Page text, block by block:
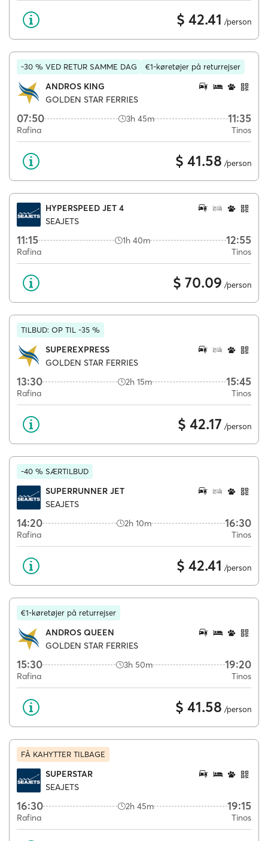
$ 42.41 /person
-30 % VED RETUR SAMME DAG €1-køretøjer på returrejser
ANDROS KING
GOLDEN STAR FERRIES
07:50 3h 45m 11:35
Rafina Tinos
$ 41.58 /person
HYPERSPEED JET 4
SEAJETS
11:15 1h 40m 12:55
Rafina Tinos
$ 70.09 /person
TILBUD: OP TIL -35 %
SUPEREXPRESS
GOLDEN STAR FERRIES
13:30 2h 15m 15:45
Rafina Tinos
$ 42.17 /person
-40 % SÆRTILBUD
SUPERRUNNER JET
SEAJETS
14:20 2h 10m 16:30
Rafina Tinos
$ 42.41 /person
€1-køretøjer på returrejser
ANDROS QUEEN
GOLDEN STAR FERRIES
15:30 3h 50m 19:20
Rafina Tinos
$ 41.58 /person
FÅ KAHYTTER TILBAGE
SUPERSTAR
SEAJETS
16:30 2h 45m 19:15
Rafina Tinos